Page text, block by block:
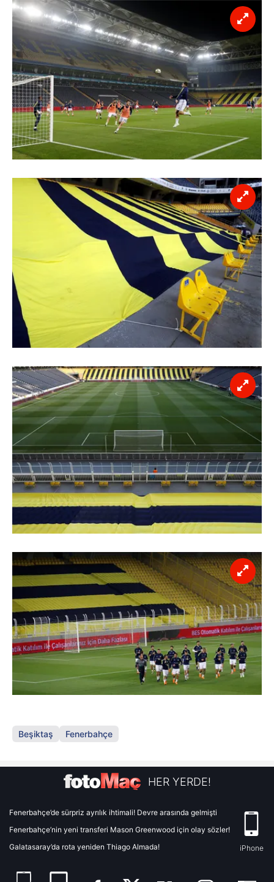
Beşiktaş Fenerbahçe
HER YERDE!
Fenerbahçe’de sürpriz ayrılık ihtimali! Devre arasında gelmişti
Fenerbahçe’nin yeni transferi Mason Greenwood için olay sözler!
Galatasaray’da rota yeniden Thiago Almada!
iPhone